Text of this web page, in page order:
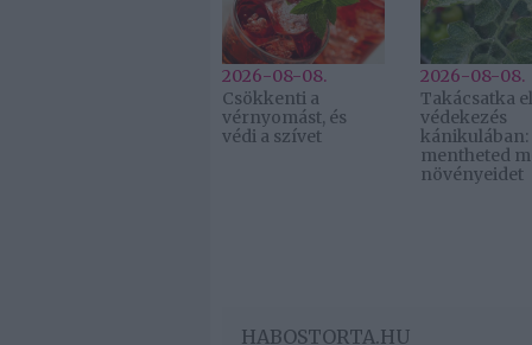
2026-08-08.
Csökkenti a
vérnyomást, és
védi a szívet
2026-08-08.
Takácsatka
védekezés
mentheted
növényeidet
HABOSTORTA.HU